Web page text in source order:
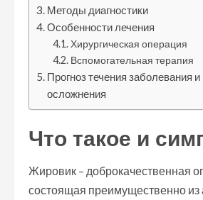
Методы диагностики
Особенности лечения
Хирургическая операция
Вспомогательная терапия
Прогноз течения заболевания
осложнения
Что такое и
Жировик – доброкачественная
состоящая преимущественно из